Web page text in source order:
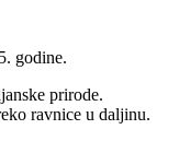
godine.
prirode.
ravnice u daljinu.